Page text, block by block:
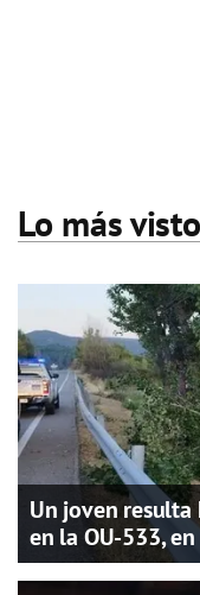
Lo más visto
Un joven resulta
en la OU-533,